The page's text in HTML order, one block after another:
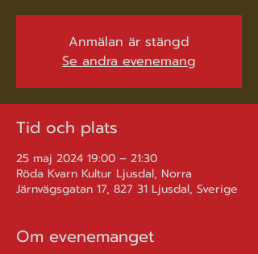
Anmälan är stängd
Se andra evenemang
Tid och plats
25 maj 2024 19:00 – 21:30
Röda Kvarn Kultur Ljusdal, Norra
Järnvägsgatan 17, 827 31 Ljusdal, Sverige
Om evenemanget